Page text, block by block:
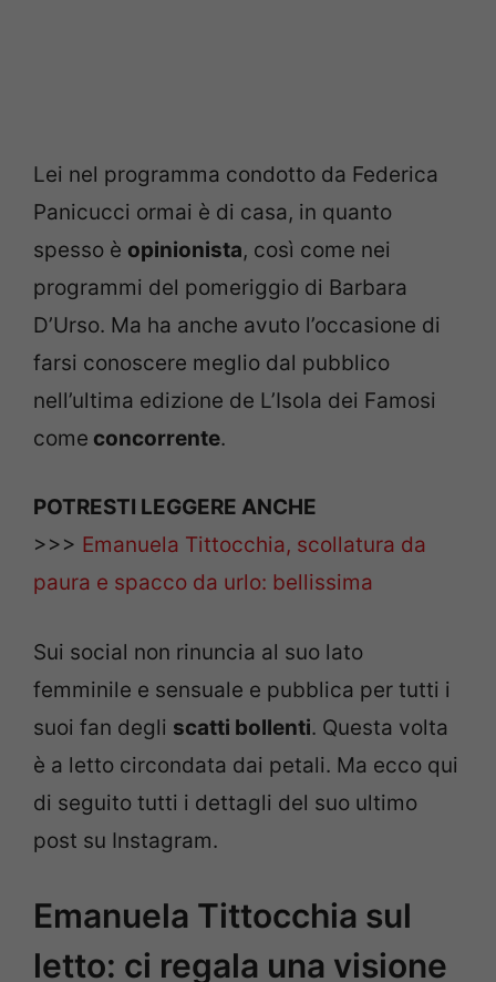
Lei nel programma condotto da Federica
Panicucci ormai è di casa, in quanto
spesso è opinionista, così come nei
programmi del pomeriggio di Barbara
D’Urso. Ma ha anche avuto l’occasione di
farsi conoscere meglio dal pubblico
nell’ultima edizione de L’Isola dei Famosi
come concorrente.
POTRESTI LEGGERE ANCHE
>>> Emanuela Tittocchia, scollatura da
paura e spacco da urlo: bellissima
Sui social non rinuncia al suo lato
femminile e sensuale e pubblica per tutti i
suoi fan degli scatti bollenti. Questa volta
è a letto circondata dai petali. Ma ecco qui
di seguito tutti i dettagli del suo ultimo
post su Instagram.
Emanuela Tittocchia sul
letto: ci regala una visione